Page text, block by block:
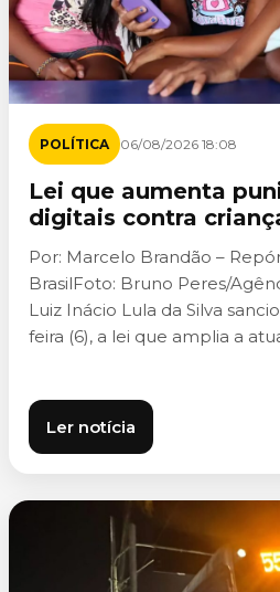
POLÍTICA 06/08/2026 18:08
Lei que aumenta
digitais contra
Por: Marcelo Brandão –
BrasilFoto: Bruno Peres/
Luiz Inácio Lula da Silva
feira (6), a lei que amplia a
Ler notícia